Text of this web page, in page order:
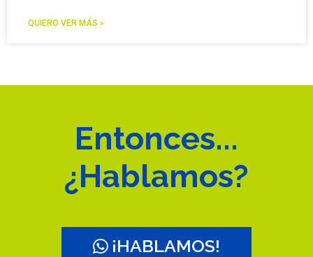
QUIERO VER MÁS »
Entonces...
¿Hablamos?
¡HABLAMOS!